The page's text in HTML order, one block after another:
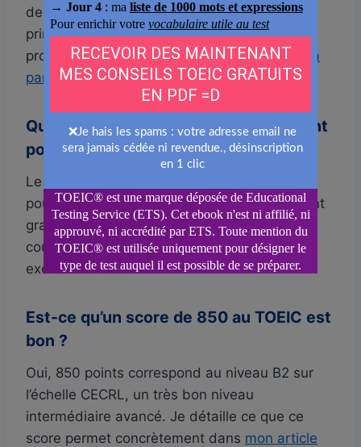
des pièges classiques sont les 3 leviers
principaux. Je détaille la gestion du temps
propre à cette section dansmon article sur la
partie Listening du TOEIC.
Quel est le meilleur site d’entraînement
pour le TOEIC ?
Le site officiel ETS Global reste la référence
pour les tests blancs certifiés. En complément
gratuit, mes propres articles et mon podcast
couvrent chaque partie du test avec des
exercices ciblés.
Est-ce qu’un score de 850 au TOEIC est
bon ?
Oui, 850 points correspond au niveau B2 sur
l’échelle CECRL, un très bon niveau
intermédiaire avancé. Je détaille ce que ce
score permet concrètement dans mon article